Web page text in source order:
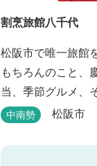
割烹旅館八千代
松阪市で唯一旅館
もちろんのこと、
当、季節グルメ、
応じて各種お料理
木造建築で昔風情
中南勢 松阪市